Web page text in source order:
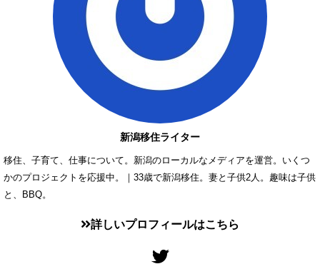
新潟移住ライター
移住、子育て、仕事について。新潟のローカルなメディアを運営。いくつ
かのプロジェクトを応援中。｜33歳で新潟移住。妻と子供2人。趣味は子供
と、BBQ。
詳しいプロフィールはこちら